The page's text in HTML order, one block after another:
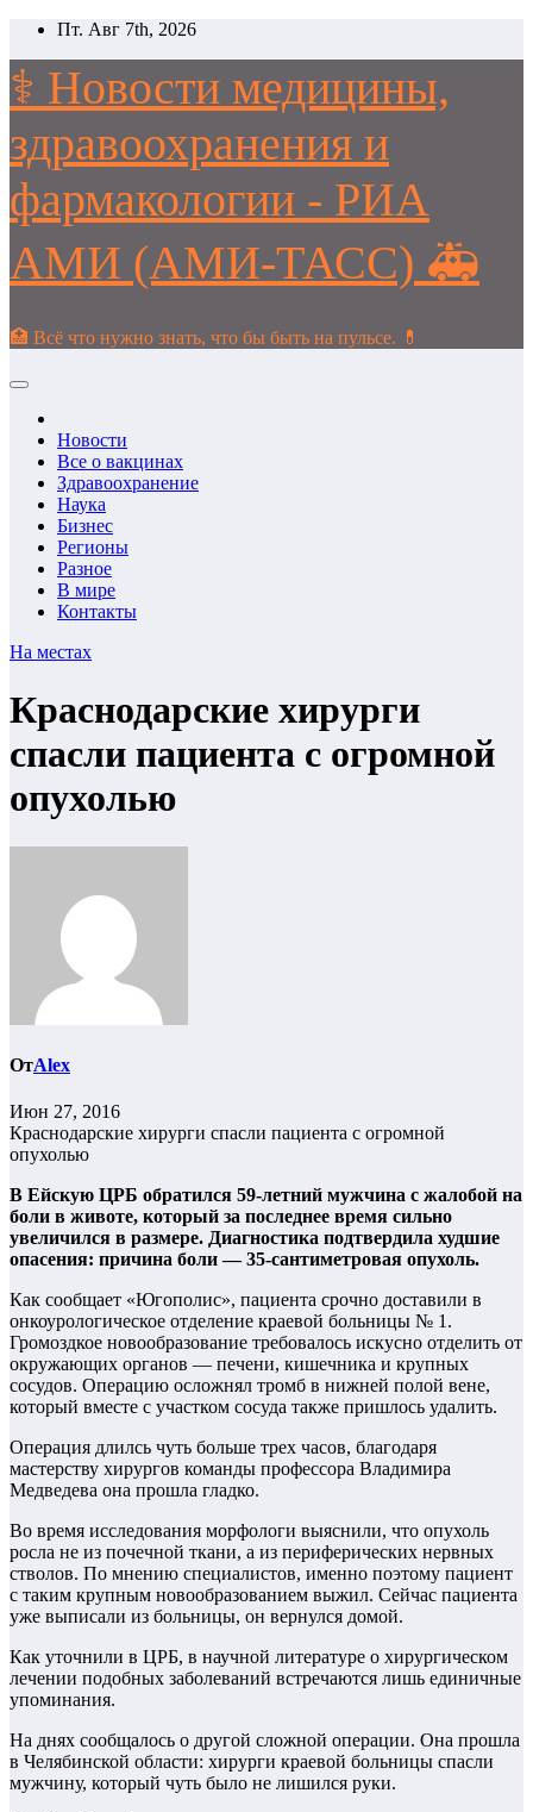
Перейти
содержимому
Пт. Авг 7th, 2026
⚕️ Новости медицины,
здравоохранения и
фармакологии - РИА
АМИ (АМИ-ТАСС) 🚑
🏥 Всё что нужно знать, что бы быть на пульсе. 💊
Новости
Все о вакцинах
Здравоохранение
Наука
Бизнес
Регионы
Разное
В мире
Контакты
На местах
Краснодарские хирурги
спасли пациента с огромной
опухолью
ОтAlex
Июн 27, 2016
Краснодарские хирурги спасли пациента с огромной
опухолью
В Ейскую ЦРБ обратился 59-летний мужчина с жалобой на
боли в животе, который за последнее время сильно
увеличился в размере. Диагностика подтвердила худшие
опасения: причина боли — 35-сантиметровая опухоль.
Как сообщает «Югополис», пациента срочно доставили в
онкоурологическое отделение краевой больницы № 1.
Громоздкое новообразование требовалось искусно отделить от
окружающих органов — печени, кишечника и крупных
сосудов. Операцию осложнял тромб в нижней полой вене,
который вместе с участком сосуда также пришлось удалить.
Операция длилсь чуть больше трех часов, благодаря
мастерству хирургов команды профессора Владимира
Медведева она прошла гладко.
Во время исследования морфологи выяснили, что опухоль
росла не из почечной ткани, а из периферических нервных
стволов. По мнению специалистов, именно поэтому пациент
с таким крупным новообразованием выжил. Сейчас пациента
уже выписали из больницы, он вернулся домой.
Как уточнили в ЦРБ, в научной литературе о хирургическом
лечении подобных заболеваний встречаются лишь единичные
упоминания.
На днях сообщалось о другой сложной операции. Она прошла
в Челябинской области: хирурги краевой больницы спасли
мужчину, который чуть было не лишился руки.